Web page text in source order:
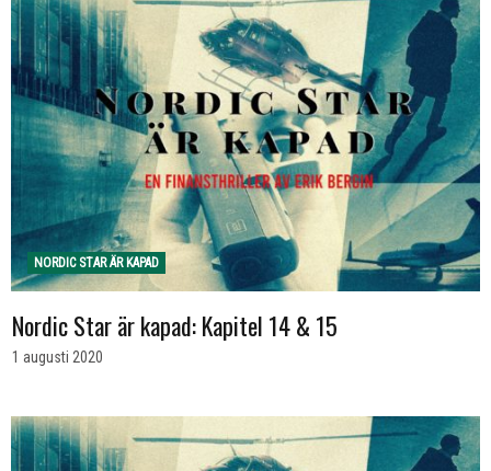
NORDIC STAR ÄR KAPAD
Nordic Star är kapad: Kapitel 14 & 15
1 augusti 2020